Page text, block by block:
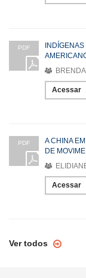
PDF
INDÍGENAS
Acessar
PDF
A CHINA
DE
Acessar
Ver todos